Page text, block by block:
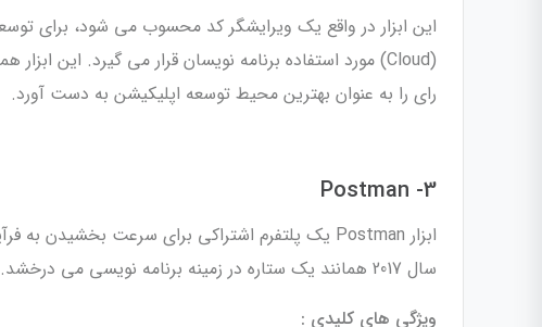
رای را به عنوان بهترین محیط توسعه اپلیکیشن به دست آورد.
3- Postman
ابزار Postman یک پلتفرم اشتراکی برای سرعت بخشیدن به فرآیند توسعه
سال 2017 همانند یک ستاره در زمینه برنامه نویسی می درخشد.
ویژگی های کلیدی :